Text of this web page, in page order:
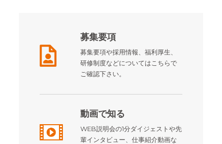
募集要項
募集要項や採用情報、福利厚生、
研修制度などについてはこちらで
ご確認下さい。
動画で知る
WEB説明会の1分ダイジェストや先
輩インタビュー、仕事紹介動画な